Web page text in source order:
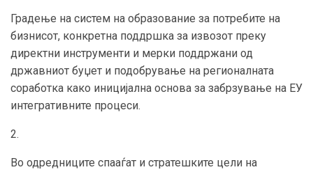
Градење на систем на образование за потребите на
бизнисот, конкретна поддршка за извозот преку
директни инструменти и мерки поддржани од
државниот буџет и подобрување на регионалната
соработка како иницијална основа за забрзување на ЕУ
интегративните процеси.
2.
Во одредниците спааѓат и стратешките цели на